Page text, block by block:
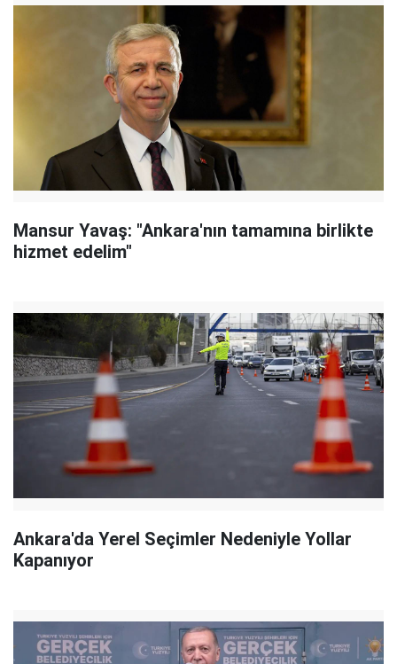
Mansur Yavaş: "Ankara'nın tamamına birlikte
hizmet edelim"
Ankara'da Yerel Seçimler Nedeniyle Yollar
Kapanıyor